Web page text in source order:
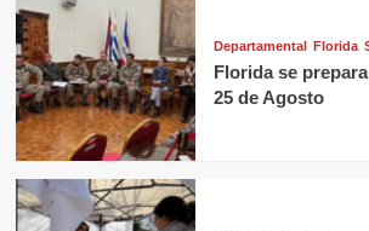
Departamental Florida
Florida se
25 de Agosto